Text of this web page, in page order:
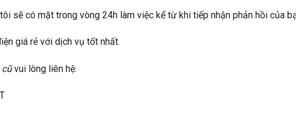
sẽ có mặt trong vòng 24h làm việc kể từ khi tiếp nhận phản hồi của
giá rẻ với dịch vụ tốt nhất.
cũvui lòng liên hệ: